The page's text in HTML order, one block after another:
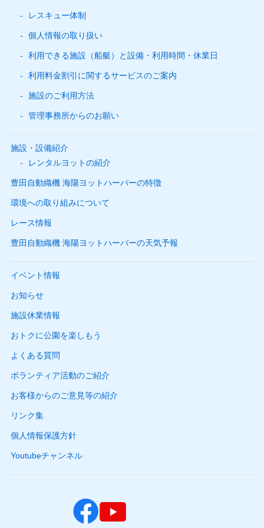
レスキュー体制
個人情報の取り扱い
利用できる施設（船艇）と設備・利用時間・休業日
利用料金割引に関するサービスのご案内
施設のご利用方法
管理事務所からのお願い
施設・設備紹介
レンタルヨットの紹介
豊田自動織機 海陽ヨットハーバーの特徴
環境への取り組みについて
レース情報
豊田自動織機 海陽ヨットハーバーの天気予報
イベント情報
お知らせ
施設休業情報
おトクに公園を楽しもう
よくある質問
ボランティア活動のご紹介
お客様からのご意見等の紹介
リンク集
個人情報保護方針
Youtubeチャンネル